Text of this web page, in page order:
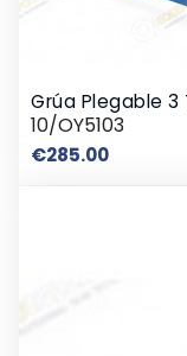
Grúa Plegable 3
10/OY5103
€285.00Price